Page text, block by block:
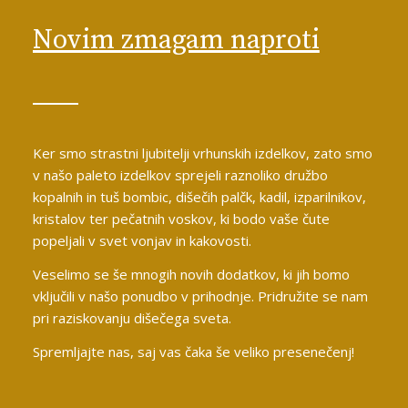
Novim zmagam naproti
Ker smo strastni ljubitelji vrhunskih izdelkov, zato smo
v našo paleto izdelkov sprejeli raznoliko družbo
kopalnih in tuš bombic, dišečih palčk, kadil, izparilnikov,
kristalov ter pečatnih voskov, ki bodo vaše čute
popeljali v svet vonjav in kakovosti.
Veselimo se še mnogih novih dodatkov, ki jih bomo
vključili v našo ponudbo v prihodnje. Pridružite se nam
pri raziskovanju dišečega sveta.
Spremljajte nas, saj vas čaka še veliko presenečenj!